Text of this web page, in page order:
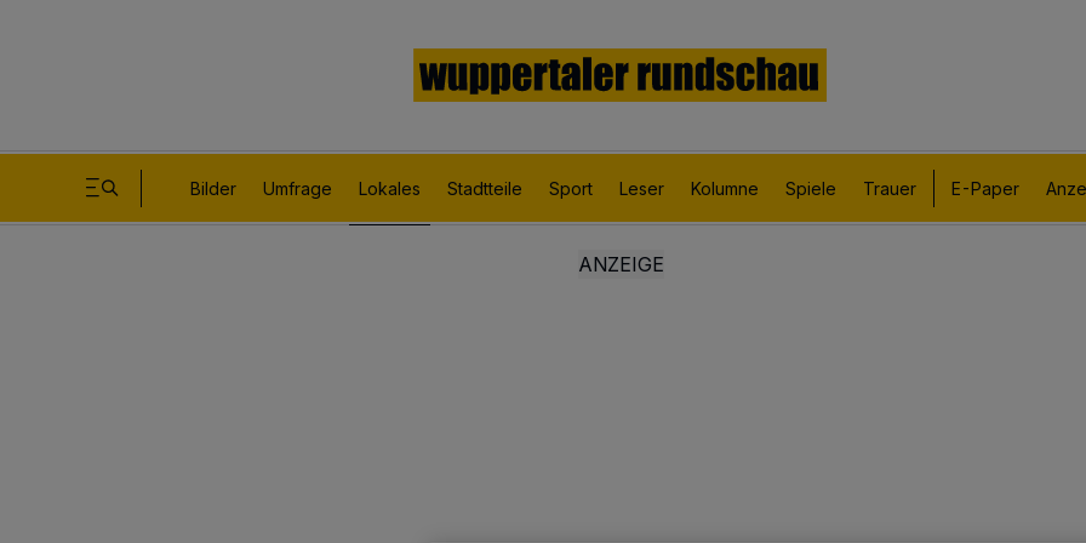
Bilder Umfrage Lokales Stadtteile Sport Leser Kolumne Spiele Trauer E-Paper